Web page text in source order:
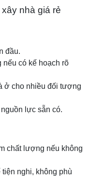
nhà giá rẻ
đầu.
nếu có kế hoạch rõ
ở cho nhiều đối tượng
lực sẵn có.
chất lượng nếu không
nghi, không phù